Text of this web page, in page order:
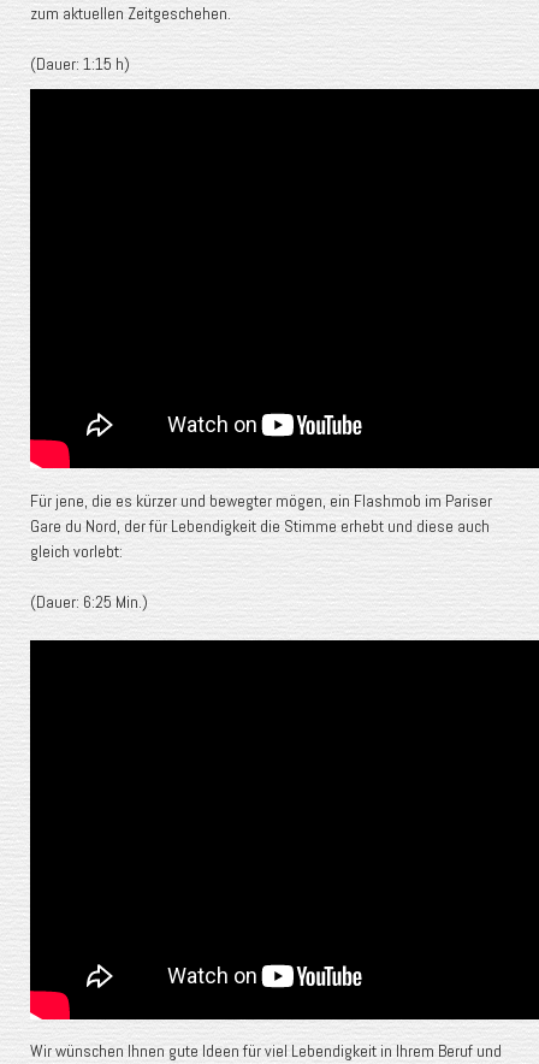
zum aktuellen Zeitgeschehen.
(Dauer: 1:15 h)
Für jene, die es kürzer und bewegter mögen, ein Flashmob im Pariser
Gare du Nord, der für Lebendigkeit die Stimme erhebt und diese auch
gleich vorlebt:
(Dauer: 6:25 Min.)
Wir wünschen Ihnen gute Ideen für viel Lebendigkeit in Ihrem Beruf und